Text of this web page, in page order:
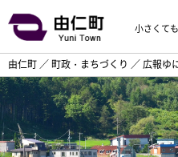
小さくて
由仁町 ／ 町政・まちづくり ／ 広報ゆ